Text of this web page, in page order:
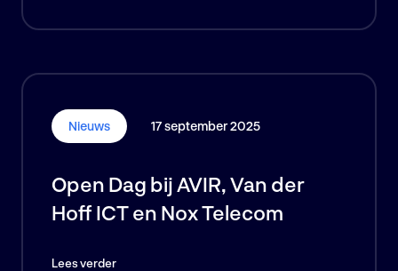
Nieuws 17 september 2025
Open Dag bij AVIR, Van der
Hoff ICT en Nox Telecom
Lees verder